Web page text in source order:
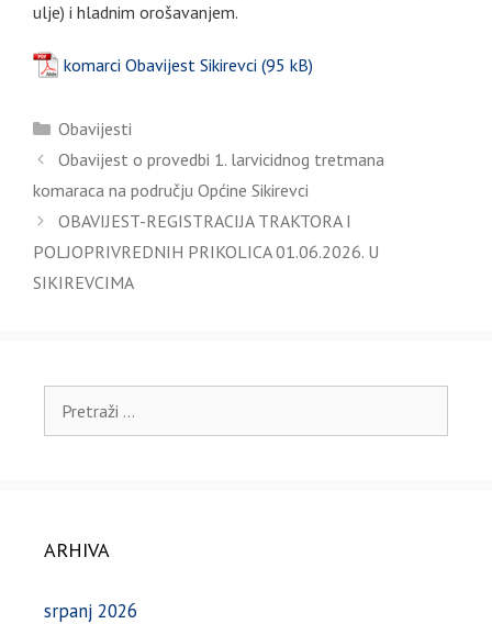
ulje) i hladnim orošavanjem.
komarci Obavijest Sikirevci
Kategorije
Obavijesti
Obavijest o provedbi 1. larvicidnog tretmana
komaraca na području Općine Sikirevci
OBAVIJEST-REGISTRACIJA TRAKTORA I
POLJOPRIVREDNIH PRIKOLICA 01.06.2026. U
SIKIREVCIMA
ARHIVA
srpanj 2026